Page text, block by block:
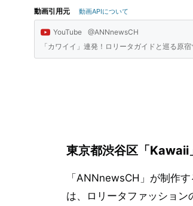
動画引用元 動画APIについて
YouTube
@ANNnewsCH
「カワイイ」連発！ロリータガイドと巡る原
東京都渋谷区「Kawaii
「ANNnewsCH」が制作
は、ロリータファッショ